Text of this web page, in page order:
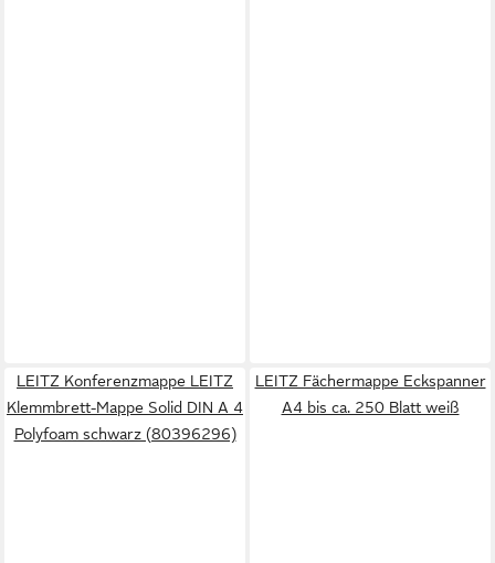
LEITZ Konferenzmappe LEITZ
Klemmbrett-Mappe Solid DIN A 4
Polyfoam schwarz (80396296)
LEITZ Fächermappe Eckspanner
A4 bis ca. 250 Blatt weiß